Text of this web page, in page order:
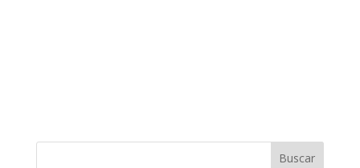
Buscar